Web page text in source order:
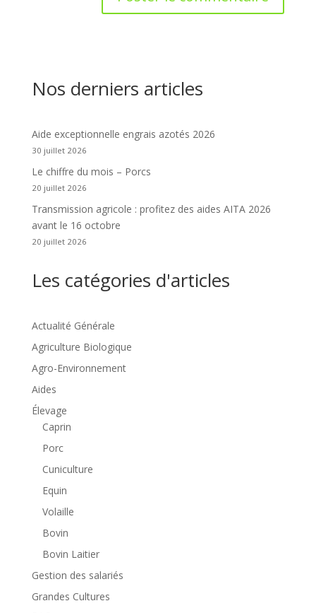
Nos derniers articles
Aide exceptionnelle engrais azotés 2026
30 juillet 2026
Le chiffre du mois – Porcs
20 juillet 2026
Transmission agricole : profitez des aides AITA 2026
avant le 16 octobre
20 juillet 2026
Les catégories d'articles
Actualité Générale
Agriculture Biologique
Agro-Environnement
Aides
Élevage
Caprin
Porc
Cuniculture
Equin
Volaille
Bovin
Bovin Laitier
Gestion des salariés
Grandes Cultures